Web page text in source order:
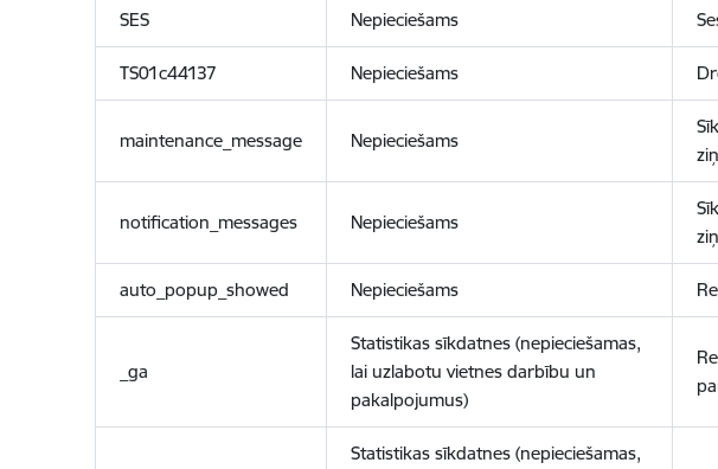
SES Nepieciešams
TS01c44137 Nepieciešams
maintenance_message Nepieciešams
notification_messages Nepieciešams
auto_popup_showed Nepieciešams
_ga
Statistikas sīkdatnes (nepieciešamas,
lai uzlabotu vietnes darbību un
pakalpojumus)
Statistikas sīkdatnes (nepieciešamas,